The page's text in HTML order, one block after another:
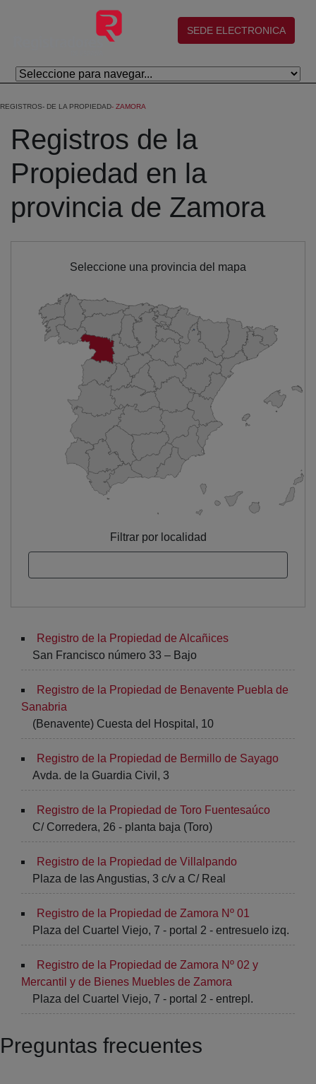
Skip to Main Content
(abre en nueva ventana)
SEDE ELECTRONICA
REGISTROS DE LA PROPIEDAD ZAMORA
Registros de la
Propiedad en la
provincia de Zamora
Seleccione una provincia del mapa
Filtrar por localidad
Registro de la Propiedad de Alcañices
San Francisco número 33 – Bajo
Registro de la Propiedad de Benavente Puebla de
Sanabria
(Benavente) Cuesta del Hospital, 10
Registro de la Propiedad de Bermillo de Sayago
Avda. de la Guardia Civil, 3
Registro de la Propiedad de Toro Fuentesaúco
C/ Corredera, 26 - planta baja (Toro)
Registro de la Propiedad de Villalpando
Plaza de las Angustias, 3 c/v a C/ Real
Registro de la Propiedad de Zamora Nº 01
Plaza del Cuartel Viejo, 7 - portal 2 - entresuelo izq.
Registro de la Propiedad de Zamora Nº 02 y
Mercantil y de Bienes Muebles de Zamora
Plaza del Cuartel Viejo, 7 - portal 2 - entrepl.
Preguntas frecuentes